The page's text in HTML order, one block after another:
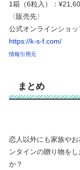
1箱（6粒入）：
〈販売先〉
公式オンラインショッ
https://k-s-f.com/
情報引用元
まとめ
恋人以外にも家族や
ンタインの贈り物を
か？